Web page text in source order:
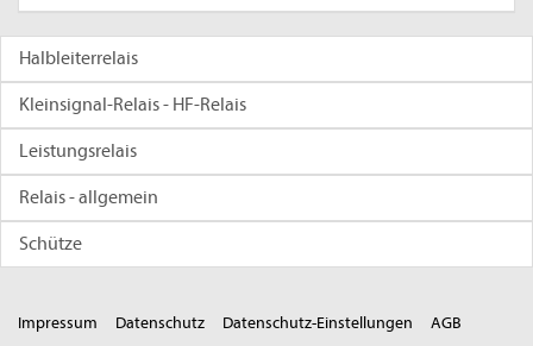
Halbleiterrelais
Kleinsignal-Relais - HF-Relais
Leistungsrelais
Relais - allgemein
Schütze
Impressum Datenschutz Datenschutz-Einstellungen AGB